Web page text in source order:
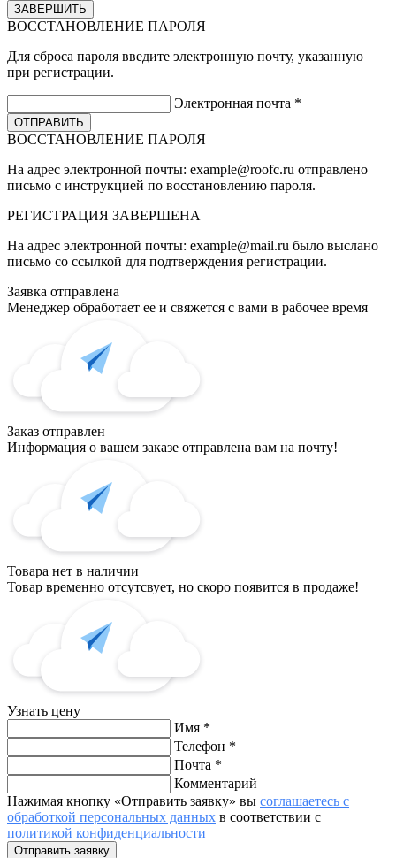
ВОССТАНОВЛЕНИЕ ПАРОЛЯ
Для сброса пароля введите электронную почту, указанную
при регистрации.
Электронная почта *
ВОССТАНОВЛЕНИЕ ПАРОЛЯ
На адрес электронной почты: example@roofc.ru отправлено
письмо с инструкцией по восстановлению пароля.
РЕГИСТРАЦИЯ ЗАВЕРШЕНА
На адрес электронной почты: example@mail.ru было выслано
письмо со ссылкой для подтверждения регистрации.
Заявка отправлена
Менеджер обработает ее и свяжется с вами в рабочее время
Заказ отправлен
Информация о вашем заказе отправлена вам на почту!
Товара нет в наличии
Товар временно отсутсвует, но скоро появится в продаже!
Узнать цену
Имя *
Телефон *
Почта *
Комментарий
Нажимая кнопку «Отправить заявку» вы соглашаетесь с
обработкой персональных данных в соответствии с
политикой конфиденциальности